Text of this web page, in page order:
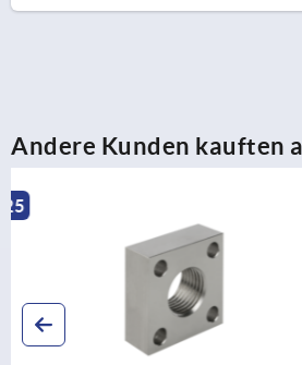
Andere Kunden kauften